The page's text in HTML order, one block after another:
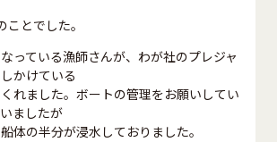
とでした。
っている漁師さんが、わが社のプレジャ
かけている
れました。ボートの管理をお願いしてい
ましたが
体の半分が浸水しておりました。